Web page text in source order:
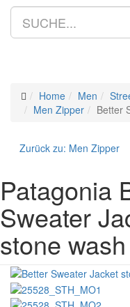
Home Men
Men Zipper
Better
Zurück zu: Men Zipper
Patagonia
Sweater
stone wash